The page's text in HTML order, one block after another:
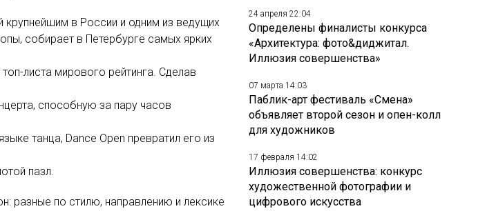
крупнейшим в России и одним из ведущих
собирает в Петербурге самых ярких
листа мирового рейтинга. Cделав
способную за пару часов
танца, Dance Open превратил его из
пазл.
разные по стилю, направлению и лексике
24 апреля 22:04
Определены финалисты конкурса
«Архитектура: фото&диджитал.
Иллюзия совершенства»
07 марта 14:03
Паблик-арт фестиваль «Смена»
объявляет второй сезон и опен-колл
для художников
17 февраля 14:02
Иллюзия совершенства: конкурс
художественной фотографии и
цифрового искусства